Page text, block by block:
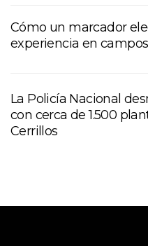
Cómo un marcador
experiencia en
La Policía Nacional
con cerca de 1.500
Cerrillos